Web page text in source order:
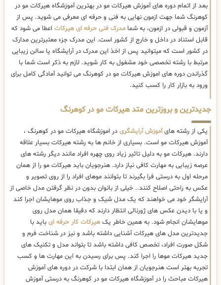
بعد از اتمام دوره های آموزش هیرکات مو در بهترین آموزشگاه هیرکات مو در
کوهرنگ شما جهت ازمون نهایی به فنی و حرفه ای معرفی می شوید. پس از
آزمون و قبولی در ازمون، به شما مدرک فنی حرفه ای هیرکات اعطا می شود که
قابل استناد در داخل و خارج از کشور است. این مدرک جزء معتبرترین مدارک
در کشور است که میتوانید پس از اخذ این مدرک در آرایشگاه یا سالن زیبایی
مرتبط با رشته تخصصی خود مشغول به کار شوید. لازم به ذکر است شما با
گذراندن دوره های اموزش هیرکات مو در کوهرنگ می توانید آمادگی کامل برای
ورود به بازار کار را کسب کنید.
جدیدترین و بروزترین متد هیرکات مو در کوهرنگ
یکی از رشته هایآموزش آرایشگری در اموزشگاه هیرکات مو در کوهرنگ ،
آموزش هیرکات مو است. بسیاری از خانم ها به رشته هیرکات بسیار علاقه
دارند. هیرکات مو به دلیل تاثیر زیاد روی چهره افراد مانند دیگر رشته های
عرصه زیبایی به مهارت کافی نیاز دارد. هنرجویان باید هیرکات مو را از همان
مرحله اول به درستی فرا بگیرند تا بتوانند موهای افراد را از روی تصویر و
عکس به راحتی اصلاح کنند.. خیلی از بانوان بدون در نظر گرفتن مدل خاصی از
آرایشگر خود می خواهند که یک مدل شیک و جذاب روی موهایشان اجرا کند
و یا با دیدن عکس های ژورنالی انتظار دارند که دقیقا همان مدل روی
موهایشان انجام شود. به همین خاطر یک هیرکات کار حرفه ای باید با
جدیدترین مدل های هیرکات آشنایی داشته باشد و نیز در شناخت فرم و
شکل صورت افراد، تخصص کافی داشته باشد تا بتواند مدل و تکنیک های
جدید هیرکات موها را اجرا کند. پس برای رسیدن به این مهارت ها و کسب
تجربه بهتر است هنرجویان از همان ابتدا با شرکت در دوره های آموزش
هیرکات مباحث را در آموزشگاه هیرکات مو در کوهرنگ به درستی آموزش